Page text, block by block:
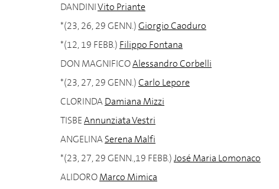
DANDINIVito Priante
*(23, 26, 29 GENN.)Giorgio Caoduro
*(12, 19 FEBB.) Filippo Fontana
DON MAGNIFICOAlessandro Corbelli
*(23, 27, 29 GENN.)Carlo Lepore
CLORINDADamiana Mizzi
TISBEAnnunziata Vestri
ANGELINASerena Malfi
*(23, 27, 29 GENN.,19 FEBB.)José Maria Lomonaco
ALIDOROMarco Mimica